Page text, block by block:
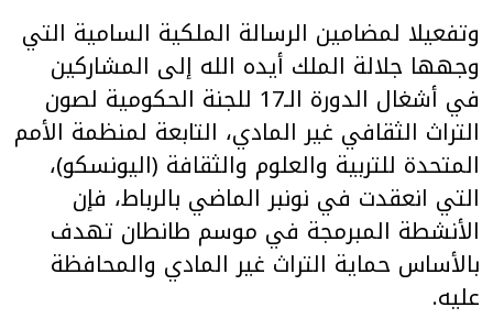
وتفعيلا لمضامين الرسالة الملكية السامية التي
وجهها جلالة الملك أيده الله إلى المشاركين
في أشغال الدورة الـ17 للجنة الحكومية لصون
التراث الثقافي غير المادي، التابعة لمنظمة الأمم
المتحدة للتربية والعلوم والثقافة (اليونسكو)،
التي انعقدت في نونبر الماضي بالرباط، فإن
الأنشطة المبرمجة في موسم طانطان تهدف
بالأساس حماية التراث غير المادي والمحافظة
عليه.